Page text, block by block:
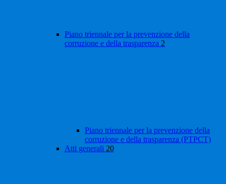
Piano triennale per la prevenzione della
corruzione e della trasparenza 2
Piano triennale per la prevenzione della
corruzione e della trasparenza (PTPCT)
Atti generali 20